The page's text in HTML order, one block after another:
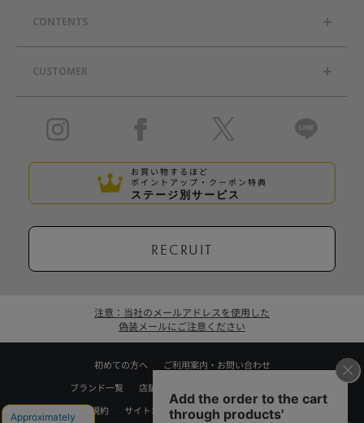
CONTENTS
CUSTOMER
お買い物するほど
ポイントアップ・クーポン特典
ステージ別サービス
RECRUIT
注意：当社のメールアドレスを使用した
偽装メールにご注意ください
初めての方へ
ご利用案内・お問い合わせ
ブランド一覧
店舗検索
利用規約
サイトポリシー プライバシーポリシー